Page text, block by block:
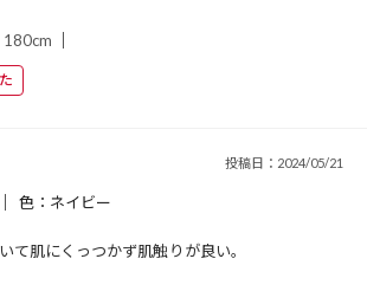
180cm
投稿日：2024/05/21
色：ネイビー
て肌にくっつかず肌触りが良い。